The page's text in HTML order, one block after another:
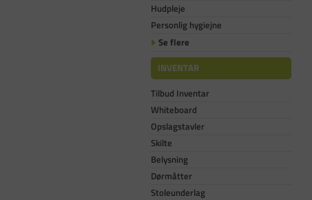
Hudpleje
Personlig hygiejne
Se flere
INVENTAR
Tilbud Inventar
Whiteboard
Opslagstavler
Skilte
Belysning
Dørmåtter
Stoleunderlag